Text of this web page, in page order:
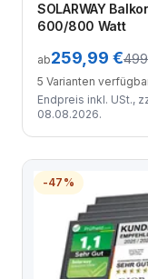
SOLARWAY
600/800 Watt
ab259,99 €
5 Varianten
Endpreis inkl. USt.,
08.08.2026.
-47%